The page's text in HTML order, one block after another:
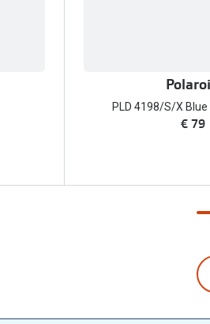
PLD 4198/S/X
€ 79